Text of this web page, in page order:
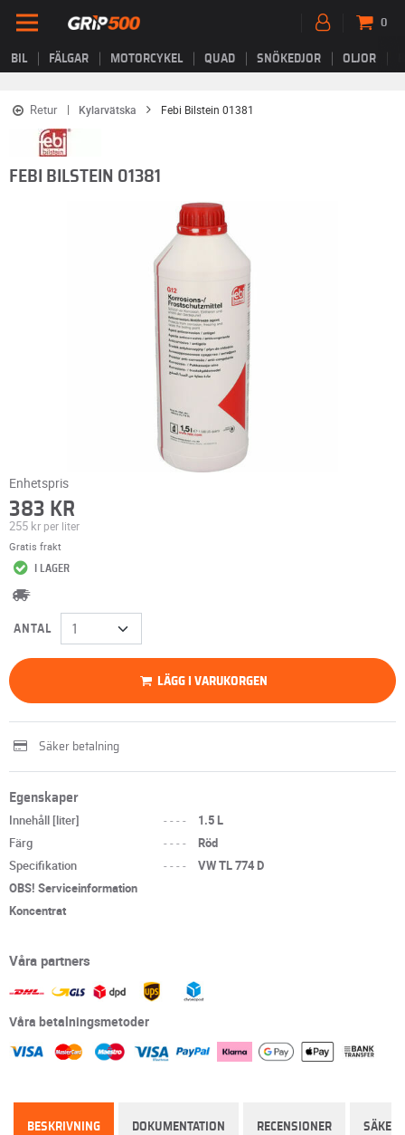
BIL FÄLGAR MOTORCYKEL QUAD SNÖKEDJOR OLJOR
0
Retur Kylarvätska Febi Bilstein 01381
FEBI BILSTEIN 01381
Enhetspris
383 KR
255 kr per liter
Gratis frakt
I LAGER
ANTAL
LÄGG I VARUKORGEN
Säker betalning
Egenskaper
Innehåll [liter] ----
1.5 L
Färg
----
Röd
Specifikation
----
VW TL 774 D
OBS! Serviceinformation
Koncentrat
Våra partners
Våra betalningsmetoder
BESKRIVNING DOKUMENTATION RECENSIONER